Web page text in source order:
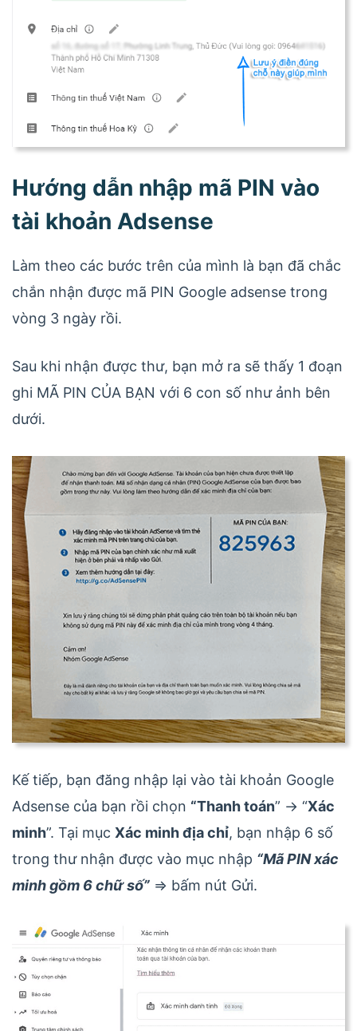
Hướng dẫn nhập mã PIN vào
tài khoản Adsense
Làm theo các bước trên của mình là bạn đã chắc
chắn nhận được mã PIN Google adsense trong
vòng 3 ngày rồi.
Sau khi nhận được thư, bạn mở ra sẽ thấy 1 đoạn
ghi MÃ PIN CỦA BẠN với 6 con số như ảnh bên
dưới.
Kế tiếp, bạn đăng nhập lại vào tài khoản Google
Adsense của bạn rồi chọn “Thanh toán” -> “Xác
minh”. Tại mục Xác minh địa chỉ, bạn nhập 6 số
trong thư nhận được vào mục nhập “Mã PIN xác
minh gồm 6 chữ số” => bấm nút Gửi.